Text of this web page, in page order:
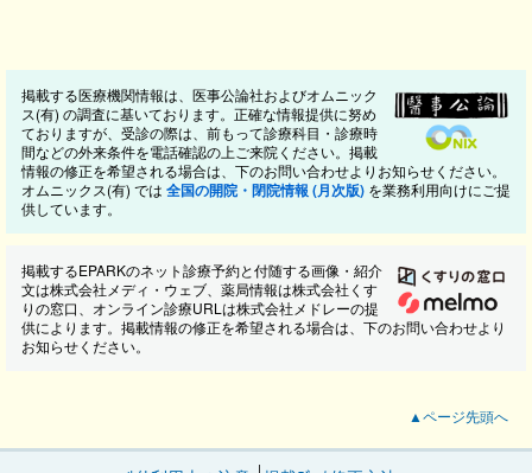
掲載する医療機関情報は、医事公論社およびオムニック
ス(有) の調査に基いております。正確な情報提供に努め
ておりますが、受診の際は、前もって診療科目・診療時
間などの外来条件を電話確認の上ご来院ください。掲載
情報の修正を希望される場合は、下のお問い合わせよりお知らせください。
オムニックス(有) では 全国の開院・閉院情報 (月次版) を業務利用向けにご提
供しています。
掲載するEPARKのネット診療予約と付随する画像・紹介
文は株式会社メディ・ウェブ、薬局情報は株式会社くす
りの窓口、オンライン診療URLは株式会社メドレーの提
供によります。掲載情報の修正を希望される場合は、下のお問い合わせより
お知らせください。
▲ページ先頭へ